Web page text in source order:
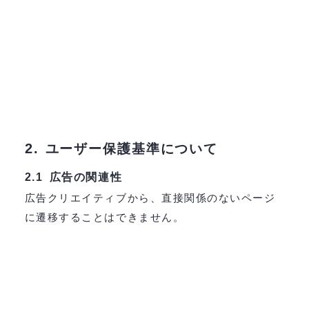
2. ユーザー保護基準について
2.1 広告の関連性
広告クリエイティブから、直接関係のないページ
に遷移することはできません。